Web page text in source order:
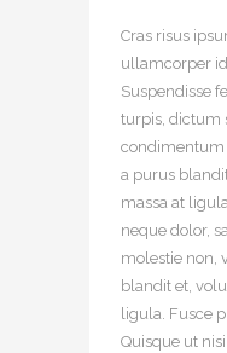
Cras risus
ullamcorper
Suspendisse
turpis, dictum
condimentum
a purus
massa at
neque dolor,
molestie non,
blandit et,
ligula. Fusce
Quisque ut nisi.